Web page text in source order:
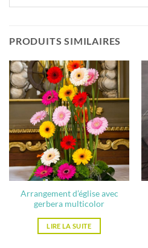
PRODUITS SIMILAIRES
Arrangement d’église avec
gerbera multicolor
LIRE LA SUITE